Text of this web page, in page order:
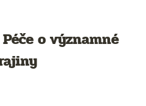
o významné